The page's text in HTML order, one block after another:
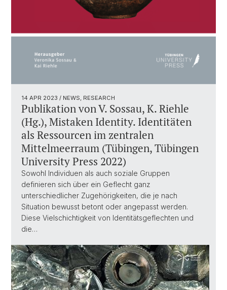
14 APR 2023 / NEWS, RESEARCH
Publikation von V. Sossau, K. Riehle
(Hg.), Mistaken Identity. Identitäten
als Ressourcen im zentralen
Mittelmeerraum (Tübingen, Tübingen
University Press 2022)
Sowohl Individuen als auch soziale Gruppen
definieren sich über ein Geflecht ganz
unterschiedlicher Zugehörigkeiten, die je nach
Situation bewusst betont oder angepasst werden.
Diese Vielschichtigkeit von Identitätsgeflechten und
die…